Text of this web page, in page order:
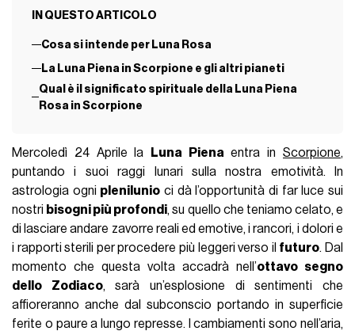
IN QUESTO ARTICOLO
Cosa si intende per Luna Rosa
La Luna Piena in Scorpione e gli altri pianeti
Qual è il significato spirituale della Luna Piena
Rosa in Scorpione
Mercoledì 24 Aprile la Luna Piena entra in Scorpione,
puntando i suoi raggi lunari sulla nostra emotività. In
astrologia ogni plenilunio ci dà l’opportunità di far luce sui
nostri bisogni più profondi, su quello che teniamo celato, e
di lasciare andare zavorre reali ed emotive, i rancori, i dolori e
i rapporti sterili per procedere più leggeri verso il futuro. Dal
momento che questa volta accadrà nell’ottavo segno
dello Zodiaco, sarà un’esplosione di sentimenti che
affioreranno anche dal subconscio portando in superficie
ferite o paure a lungo represse. I cambiamenti sono nell’aria,